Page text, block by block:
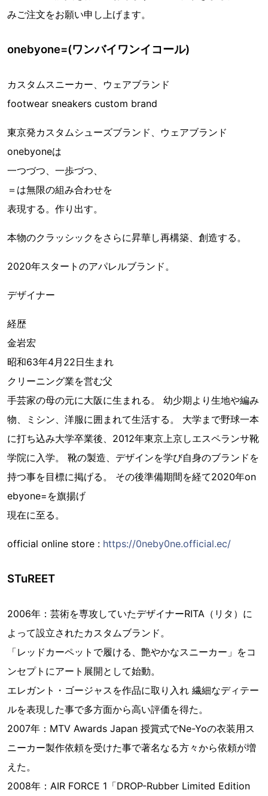
みご注文をお願い申し上げます。
onebyone=(ワンバイワンイコール)
カスタムスニーカー、ウェアブランド
footwear sneakers custom brand
東京発カスタムシューズブランド、ウェアブランド
onebyoneは
一つづつ、一歩づつ、
＝は無限の組み合わせを
表現する。作り出す。
本物のクラッシックをさらに昇華し再構築、創造する。
2020年スタートのアパレルブランド。
デザイナー
経歴
金岩宏
昭和63年4月22日生まれ
クリーニング業を営む父
手芸家の母の元に大阪に生まれる。 幼少期より生地や編み
物、ミシン、洋服に囲まれて生活する。 大学まで野球一本
に打ち込み大学卒業後、2012年東京上京しエスペランサ靴
学院に入学。 靴の製造、デザインを学び自身のブランドを
持つ事を目標に掲げる。 その後準備期間を経て2020年on
ebyone=を旗揚げ
現在に至る。
official online store : https://0neby0ne.official.ec/
STuREET
2006年：芸術を専攻していたデザイナーRITA（リタ）に
よって設立されたカスタムブランド。
「レッドカーペットで履ける、艶やかなスニーカー」をコ
ンセプトにアート展開として始動。
エレガント・ゴージャスを作品に取り入れ 繊細なディテー
ルを表現した事で多方面から高い評価を得た。
2007年：MTV Awards Japan 授賞式でNe-Yoの衣装用ス
ニーカー製作依頼を受けた事で著名なる方々から依頼が増
えた。
2008年：AIR FORCE 1「DROP-Rubber Limited Edition